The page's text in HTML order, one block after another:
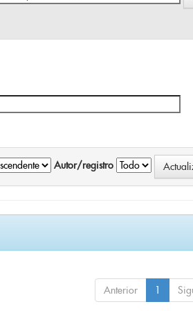
Autor/registro
Anterior 1